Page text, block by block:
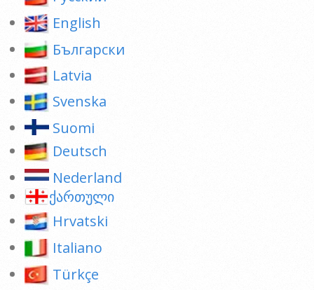
English
Български
Latvia
Svenska
Suomi
Deutsch
Nederland
ქართული
Hrvatski
Italiano
Türkçe